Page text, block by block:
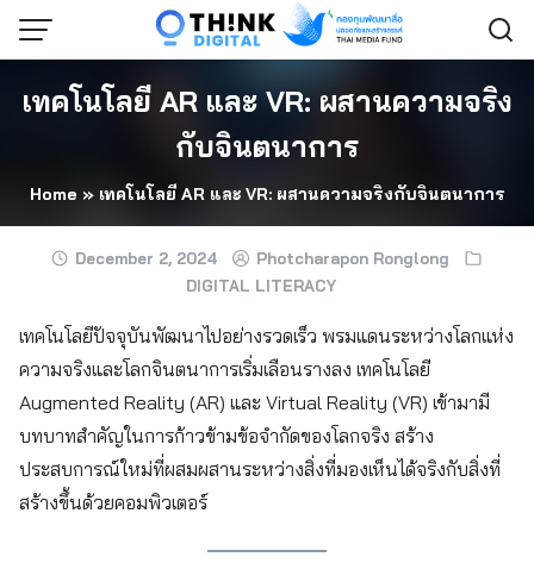
Skip
เทคโนโลยี AR และ VR: ผสานความจริง
กับจินตนาการ
Home » เทคโนโลยี AR และ VR: ผสานความจริงกับจินตนาการ
December 2, 2024
Photcharapon Ronglong
DIGITAL LITERACY
เทคโนโลยีปัจจุบันพัฒนาไปอย่างรวดเร็ว พรมแดนระหว่างโลกแห่ง
ความจริงและโลกจินตนาการเริ่มเลือนรางลง เทคโนโลยี
Augmented Reality (AR) และ Virtual Reality (VR) เข้ามามี
บทบาทสำคัญในการก้าวข้ามข้อจำกัดของโลกจริง สร้าง
ประสบการณ์ใหม่ที่ผสมผสานระหว่างสิ่งที่มองเห็นได้จริงกับสิ่งที่
สร้างขึ้นด้วยคอมพิวเตอร์